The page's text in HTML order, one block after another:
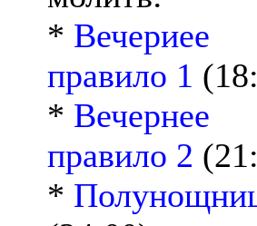
* Вечериее
правило 1
* Вечернее
правило 2
*